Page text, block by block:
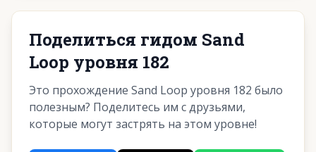
Поделиться гидом Sand
Loop уровня 182
Это прохождение Sand Loop уровня 182 было
полезным? Поделитесь им с друзьями,
которые могут застрять на этом уровне!